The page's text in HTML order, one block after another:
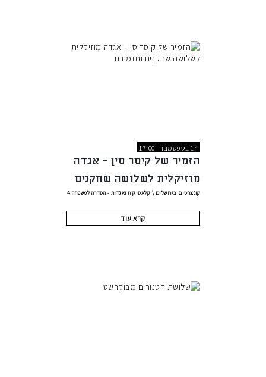
14 בספטמבר | 17:00
הזמיר של קיסר סין - אגדה
מוזיקלית לשלושה שחקנים
ותזמורת
קונצרטים בירושלים \ קלאסיקות ואגדות - הסדרה למשפחה4
קרא עוד